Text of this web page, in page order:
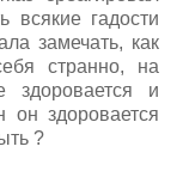
всякие гадости
замечать, как
странно, на
и
он здоровается
?